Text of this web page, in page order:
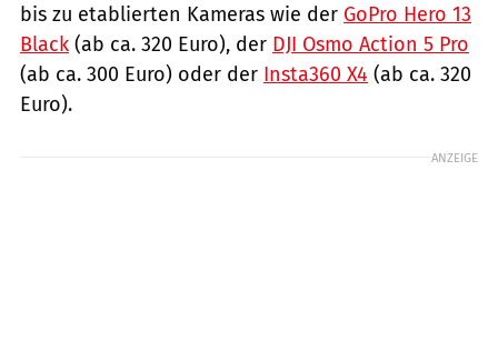
bis zu etablierten Kameras wie der GoPro Hero 13
Black (ab ca. 320 Euro), der DJI Osmo Action 5 Pro
(ab ca. 300 Euro) oder der Insta360 X4 (ab ca. 320
Euro).
ANZEIGE